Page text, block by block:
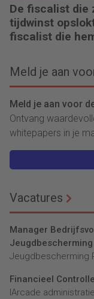
De fiscalist die
tijdwinst
fiscalist die
Meld je aan
Meld je aan voor
Ontvang
whitepapers in je
Vacatures
Manager
Jeugdbescherming
Financieel
lArcade